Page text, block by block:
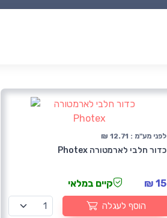
לפני מע"מ : 12.71 ₪
כדור חלבי לארמטורה Photex
15 ₪ קיים במלאי
הוסף לעגלה